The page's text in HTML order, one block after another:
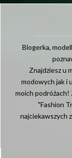
Blogerka,
Znajdziesz u
modowych jak i
moich podróżach!
"Fashion
najciekawszych